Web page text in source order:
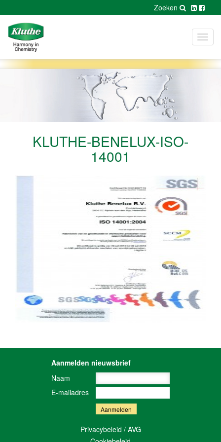
Zoeken
KLUTHE-BENELUX-ISO-
14001
Aanmelden nieuwsbrief
Naam
E-mailadres
Privacybeleid / AVG